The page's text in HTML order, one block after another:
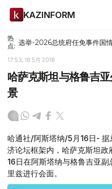
KAZINFORM
热
点: 选举-2026总统府任免事件国
17:53, 16 5月 2018
哈萨克斯坦与格鲁吉
景
哈通社/阿斯塔纳/5月16日-
济论坛框架内，哈萨克斯坦政
16日在阿斯塔纳与格鲁吉亚
里兹进行会面。